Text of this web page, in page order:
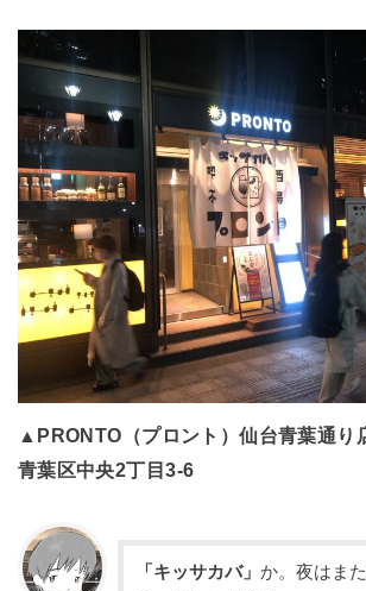
▲PRONTO（プロント）仙台青葉通り
青葉区中央2丁目3-6
「キッサカバ」 か。夜はま